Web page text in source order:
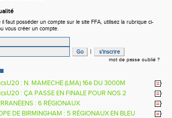
faut posséder un compte sur le site FFA, utilisez la rubrique ci-
vous créer un compte.
|
mot de passe oublié ?
: N. MAMECHE (LMA) 16è DU 3000M
: ÇA PASSE EN FINALE POUR NOS 2
: 6 RÉGIONAUX
DE BIRMINGHAM : 5 RÉGIONAUX EN BLEU